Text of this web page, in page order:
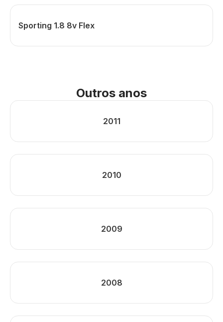
Sporting 1.8 8v Flex
Outros anos
2011
2010
2009
2008